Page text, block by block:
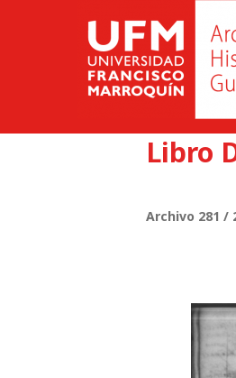
Libro
Archivo 281 /